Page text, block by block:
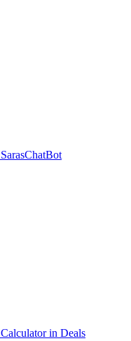
SarasChatBot
Calculator in Deals